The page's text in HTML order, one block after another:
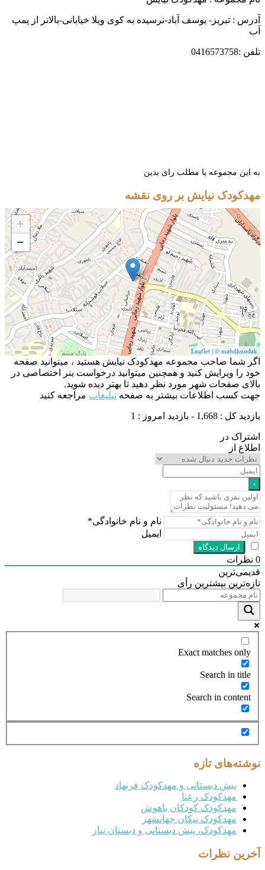
: تبریز- یوسف آباد-نرسیده به کوی ویلا خیابانی-بالاتر از پمپ
مجموعه یا مطلب رای بدین
نیایش بر روی نقشه
+
−
Leaflet|©
شما صاحب مجموعه مهدکودک نیایش هستید ، میتوانید صفحه
را ویرایش کنید و همچنین میتوانید درخواست بنر اختصاصی در
صفحات شهر مورد نظر دهید تا بهتر دیده شوید.
کسب اطلاعات بیشتر به صفحهتبلیغاتمراجعه کنید
- بازدید امروز : 1
در
از
نام و نام خانوادگی*
بیشترین رأی
Exact matches
Search in
Search in
تازه
پیش دبستانی و مهدکودک فرنهاد
مهدکودک رعنا
مهدکودک کودکان باهوش
مهدکودک نیکان جهانشهر
مهدکودک، پیش دبستانی و دبستان نیاز
نظرات